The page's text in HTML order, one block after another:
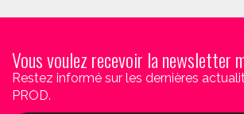
Vous voulez recevoir la newsletter
Restez informé sur les dernières
PROD.